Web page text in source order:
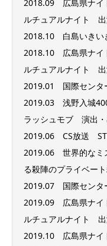
2018.09 広島県ナイ
ルチュアルナイト
2018.10 白島いき
2018.10 広島県ナイ
ルチュアルナイト
2019.01 国際セン
2019.03 浅野入城
ラッシュモブ 演出
2019.06 CS放送
2019.06 世界的なミ
る殺陣のプライベー
2019.07 国際セン
2019.09 広島県ナイ
ルチュアルナイト
2019.10 広島県ナイ